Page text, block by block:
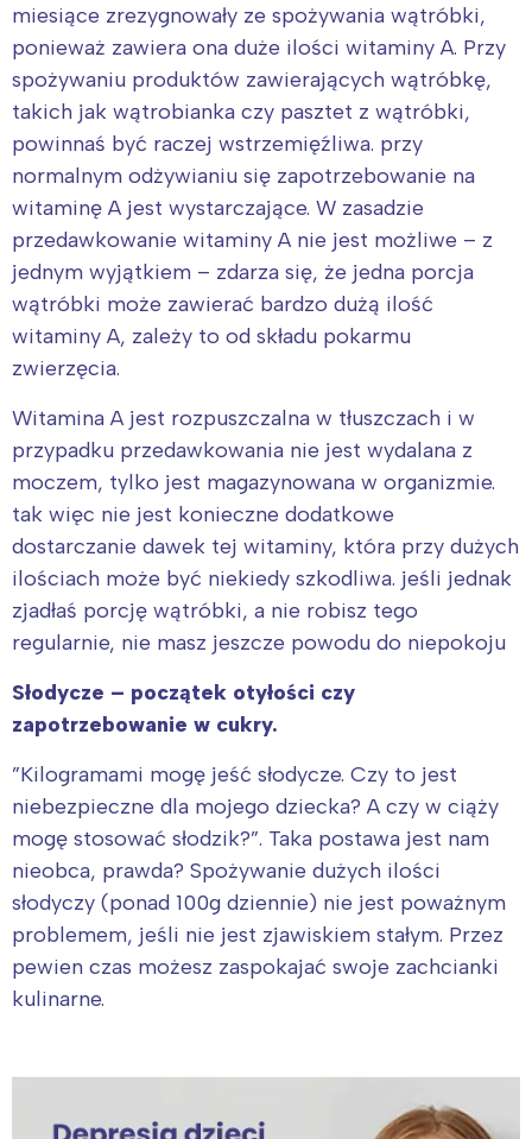
miesiące zrezygnowały ze spożywania wątróbki,
ponieważ zawiera ona duże ilości witaminy A. Przy
spożywaniu produktów zawierających wątróbkę,
takich jak wątrobianka czy pasztet z wątróbki,
powinnaś być raczej wstrzemięźliwa. przy
normalnym odżywianiu się zapotrzebowanie na
witaminę A jest wystarczające. W zasadzie
przedawkowanie witaminy A nie jest możliwe – z
jednym wyjątkiem – zdarza się, że jedna porcja
wątróbki może zawierać bardzo dużą ilość
witaminy A, zależy to od składu pokarmu
zwierzęcia.
Witamina A jest rozpuszczalna w tłuszczach i w
przypadku przedawkowania nie jest wydalana z
moczem, tylko jest magazynowana w organizmie.
tak więc nie jest konieczne dodatkowe
dostarczanie dawek tej witaminy, która przy dużych
ilościach może być niekiedy szkodliwa. jeśli jednak
zjadłaś porcję wątróbki, a nie robisz tego
regularnie, nie masz jeszcze powodu do niepokoju
Słodycze – początek otyłości czy
zapotrzebowanie w cukry.
”Kilogramami mogę jeść słodycze. Czy to jest
niebezpieczne dla mojego dziecka? A czy w ciąży
mogę stosować słodzik?”. Taka postawa jest nam
nieobca, prawda? Spożywanie dużych ilości
słodyczy (ponad 100g dziennie) nie jest poważnym
problemem, jeśli nie jest zjawiskiem stałym. Przez
pewien czas możesz zaspokajać swoje zachcianki
kulinarne.